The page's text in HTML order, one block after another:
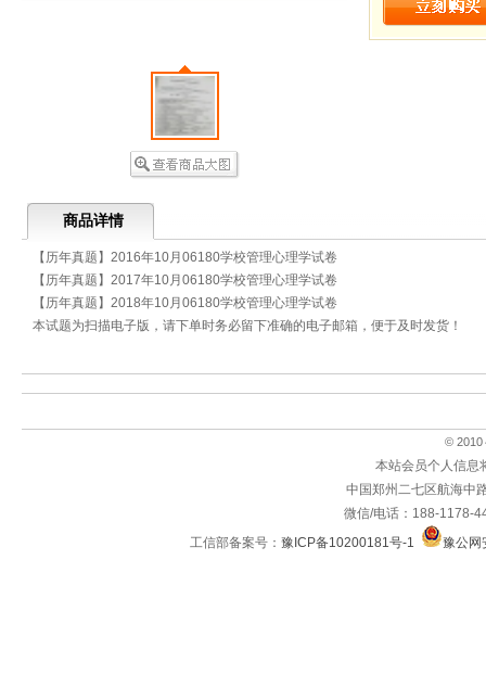
商品详情
【历年真题】2016年10月06180学校管理心理学试卷
【历年真题】2017年10月06180学校管理心理学试卷
【历年真题】2018年10月06180学校管理心理学试卷
本试题为扫描电子版，请下单时务必留下准确的电子邮箱，便于及时发货！
© 2010
本站会员个人信息
中国郑州二七区航海中
微信/电话：188-1178-
工信部备案号： 豫ICP备10200181号-1 豫公网